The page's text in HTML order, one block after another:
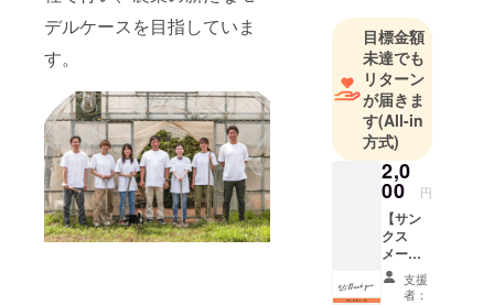
デルケースを目指していま
す。
ずに育てて
います。ま
た、生産し
たそれらの
野菜の加
工、販売も
自社で行
い、農業の
新たなモデ
ルケースを
目指してい
ます。
目標金額
未達でも
リターン
が届きま
す(All-in
方式)
2,0
00 円
【サン
クス
メー
ル】 秋
田食産
支援
者：